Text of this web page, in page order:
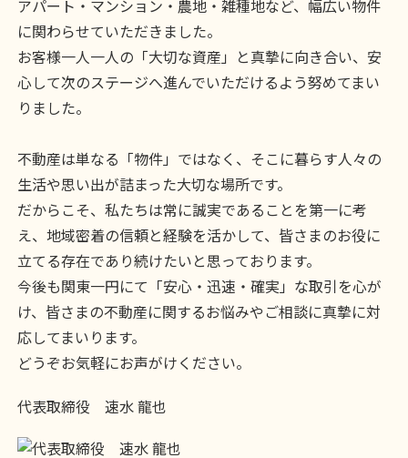
アパート・マンション・農地・雑種地など、幅広い物件
に関わらせていただきました。
お客様一人一人の「大切な資産」と真摯に向き合い、安
心して次のステージへ進んでいただけるよう努めてまい
りました。
不動産は単なる「物件」ではなく、そこに暮らす人々の
生活や思い出が詰まった大切な場所です。
だからこそ、私たちは常に誠実であることを第一に考
え、地域密着の信頼と経験を活かして、皆さまのお役に
立てる存在であり続けたいと思っております。
今後も関東一円にて「安心・迅速・確実」な取引を心が
け、皆さまの不動産に関するお悩みやご相談に真摯に対
応してまいります。
どうぞお気軽にお声がけください。
代表取締役 速水 龍也